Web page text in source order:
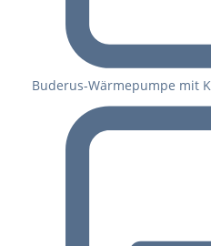
Buderus-Wärmepumpe mit